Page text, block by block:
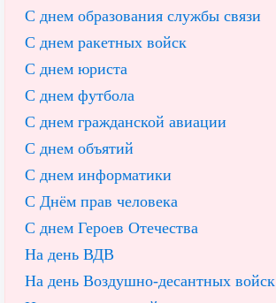
С днем образования службы связи
С днем ракетных войск
С днем юриста
С днем футбола
С днем гражданской авиации
С днем объятий
С днем информатики
С Днём прав человека
С днем Героев Отечества
На день ВДВ
На день Воздушно-десантных войск